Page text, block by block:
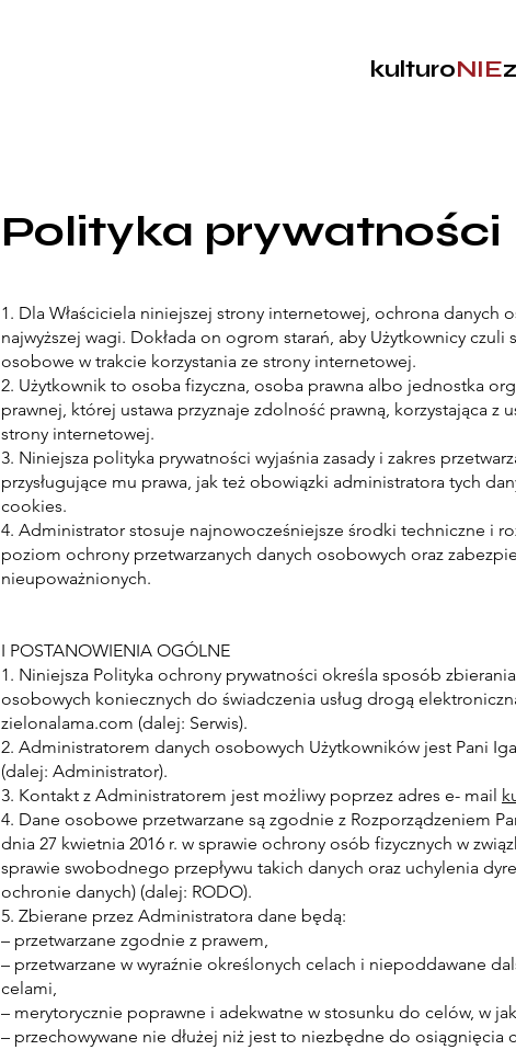
kulturoNIE
Polityka prywatności
1. Dla Właściciela niniejszej strony internetowej, ochrona danych
najwyższej wagi. Dokłada on ogrom starań, aby Użytkownicy
osobowe w trakcie korzystania ze strony internetowej.
2. Użytkownik to osoba fizyczna, osoba prawna albo jednostka
prawnej, której ustawa przyznaje zdolność prawną, korzystająca z
strony internetowej.
3. Niniejsza polityka prywatności wyjaśnia zasady i zakres
przysługujące mu prawa, jak też obowiązki administratora tych
cookies.
4. Administrator stosuje najnowocześniejsze środki techniczne i
poziom ochrony przetwarzanych danych osobowych oraz
nieupoważnionych.
I POSTANOWIENIA OGÓLNE
1. Niniejsza Polityka ochrony prywatności określa sposób
osobowych koniecznych do świadczenia usług drogą
zielonalama.com (dalej: Serwis).
2. Administratorem danych osobowych Użytkowników jest Pani
(dalej: Administrator).
3. Kontakt z Administratorem jest możliwy poprzez adres e- mail
4. Dane osobowe przetwarzane są zgodnie z Rozporządzeniem
dnia 27 kwietnia 2016 r. w sprawie ochrony osób fizycznych w
sprawie swobodnego przepływu takich danych oraz uchylenia
ochronie danych) (dalej: RODO).
5. Zbierane przez Administratora dane będą:
– przetwarzane zgodnie z prawem,
– przetwarzane w wyraźnie określonych celach i niepoddawane
celami,
– merytorycznie poprawne i adekwatne w stosunku do celów, w
– przechowywane nie dłużej niż jest to niezbędne do osiągnięcia